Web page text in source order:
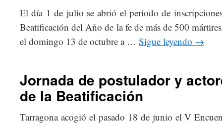
El día 1 de julio se abrió el periodo de
Beatificación del Año de la fe de más de 500
el domingo 13 de octubre a … Sigue leyendo →
Jornada de postulador y
de la Beatificación
Tarragona acogió el pasado 18 de junio el V